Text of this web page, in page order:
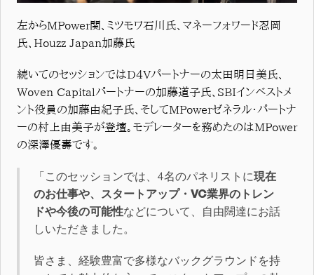
左からMPower関、ミツモワ石川氏、マネーフォワード忍岡
氏、Houzz Japan加藤氏
続いてのセッションではD4Vパートナーの太田明日美氏、
Woven Capitalパートナーの加藤道子氏、SBIインベストメ
ント役員の加藤由紀子氏、そしてMPowerゼネラル・パートナ
ーの村上由美子が登壇。モデレーターを務めたのはMPower
の深澤優壽です。
「このセッションでは、4名のパネリストに現在
のお仕事や、スタートアップ・VC業界のトレン
ドや今後の可能性などについて、自由闊達にお話
しいただきました。
皆さま、経験豊富で多様なバックグラウンドを持